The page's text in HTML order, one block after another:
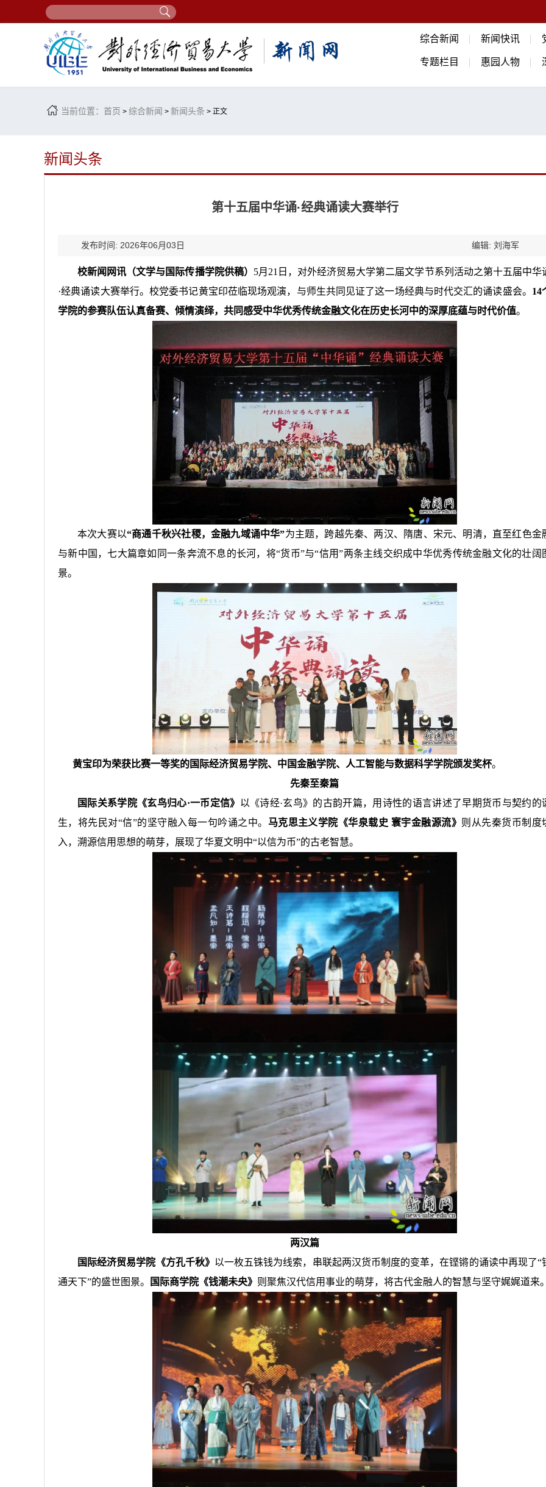
综合新闻 新闻快讯
专题栏目 惠园人物
当前位置： 首页 > 综合新闻 > 新闻头条 > 正文
新闻头条
第十五届中华诵·经典诵读大赛举行
发布时间: 2026年06月03日 编辑: 刘海军
校新闻网讯（文学与国际传播学院供稿） 5月21日，对外经济贸易大学第二届文学节系列活动之第十五届中华
·经典诵读大赛举行。校党委书记黄宝印莅临现场观演，与师生共同见证了这一场经典与时代交汇的诵读盛会。 14
学院的参赛队伍认真备赛、倾情演绎，共同感受中华优秀传统金融文化在历史长河中的深厚底蕴与时代价值。
本次大赛以“商通千秋兴社稷，金融九域诵中华”为主题，跨越先秦、两汉、隋唐、宋元、明清，直至红色金
与新中国，七大篇章如同一条奔流不息的长河，将“货币”与“信用”两条主线交织成中华优秀传统金融文化的壮阔
景。
黄宝印为荣获比赛一等奖的国际经济贸易学院、中国金融学院、人工智能与数据科学学院颁发奖杯。
先秦至秦篇
国际关系学院《玄鸟归心·一币定信》 以《诗经·玄鸟》的古韵开篇，用诗性的语言讲述了早期货币与契约的
生，将先民对“信”的坚守融入每一句吟诵之中。 马克思主义学院《华泉载史 寰宇金融源流》 则从先秦货币制度
入，溯源信用思想的萌芽，展现了华夏文明中“以信为币”的古老智慧。
两汉篇
国际经济贸易学院《方孔千秋》 以一枚五铢钱为线索，串联起两汉货币制度的变革，在铿锵的诵读中再现了“
通天下”的盛世图景。
国际商学院《钱潮未央》 则聚焦汉代信用事业的萌芽，将古代金融人的智慧与坚守娓娓道来